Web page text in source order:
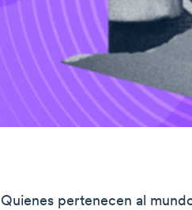
Quienes pertenecen al